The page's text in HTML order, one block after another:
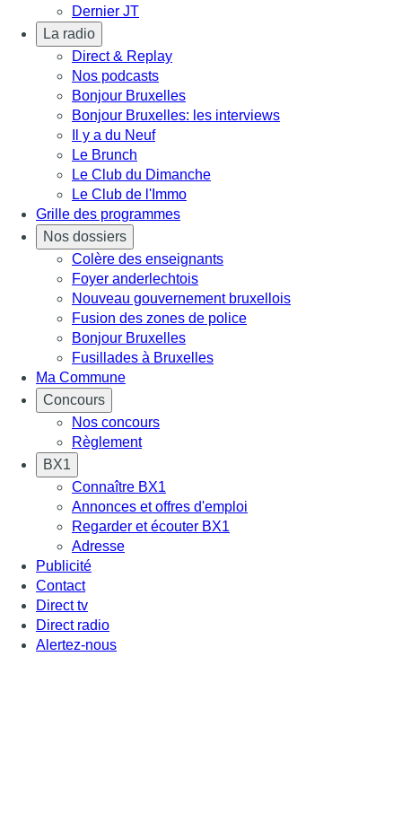
Dernier JT
La radio
Direct & Replay
Nos podcasts
Bonjour Bruxelles
Bonjour Bruxelles: les interviews
Il y a du Neuf
Le Brunch
Le Club du Dimanche
Le Club de l'Immo
Grille des programmes
Nos dossiers
Colère des enseignants
Foyer anderlechtois
Nouveau gouvernement bruxellois
Fusion des zones de police
Bonjour Bruxelles
Fusillades à Bruxelles
Ma Commune
Concours
Nos concours
Règlement
BX1
Connaître BX1
Annonces et offres d'emploi
Regarder et écouter BX1
Adresse
Publicité
Contact
Direct tv
Direct radio
Alertez-nous